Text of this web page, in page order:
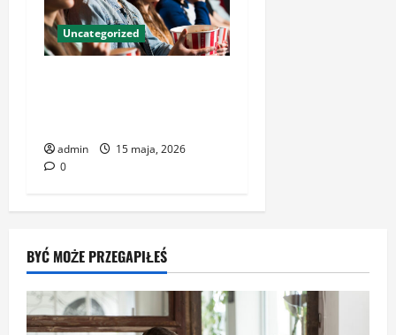
Uncategorized
admin
15 maja, 2026
0
BYĆ MOŻE PRZEGAPIŁEŚ